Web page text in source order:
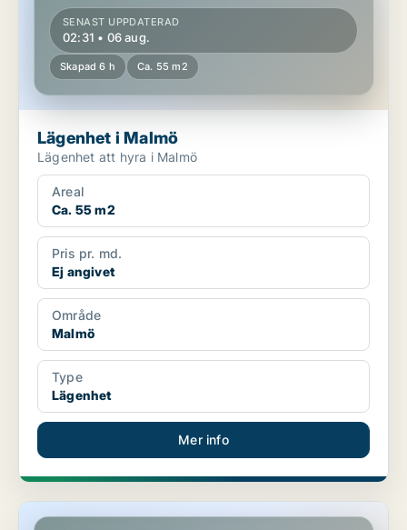
SENAST UPPDATERAD
02:31 • 06 aug.
Skapad 6 h Ca. 55 m2
Lägenhet i Malmö
Lägenhet att hyra i Malmö
Areal
Ca. 55 m2
Pris pr. md.
Ej angivet
Område
Malmö
Type
Lägenhet
Mer info
Lägenhet i Malmö